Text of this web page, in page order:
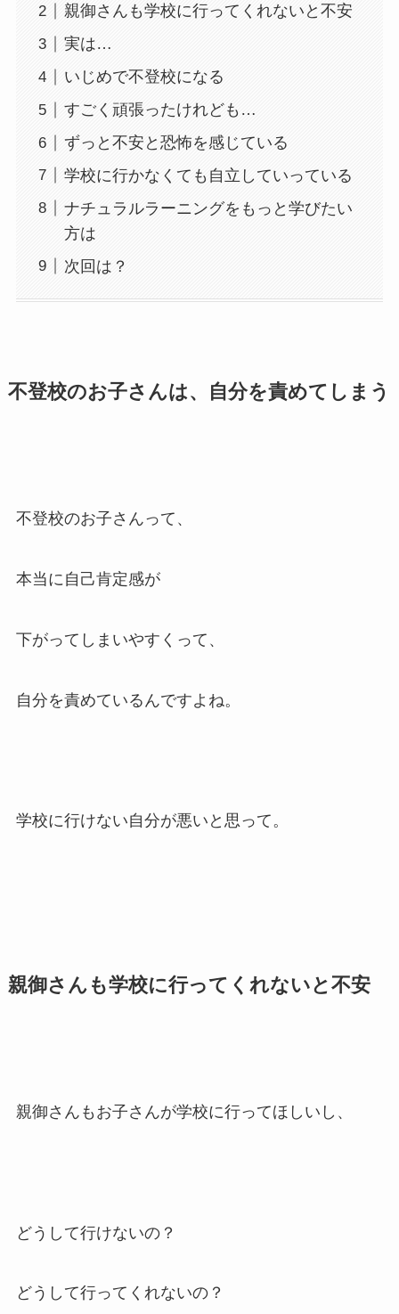
親御さんも学校に行ってくれないと不安
実は…
いじめで不登校になる
すごく頑張ったけれども…
ずっと不安と恐怖を感じている
学校に行かなくても自立していっている
ナチュラルラーニングをもっと学びたい
方は
次回は？
不登校のお子さんは、自分を責めてしまう
不登校のお子さんって、
本当に自己肯定感が
下がってしまいやすくって、
自分を責めているんですよね。
学校に行けない自分が悪いと思って。
親御さんも学校に行ってくれないと不安
親御さんもお子さんが学校に行ってほしいし、
どうして行けないの？
どうして行ってくれないの？